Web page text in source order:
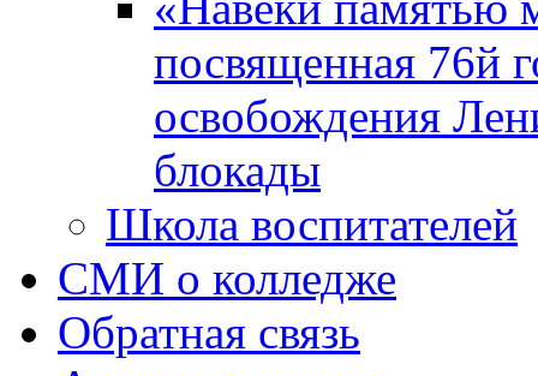
посвященная 76й
освобождения
блокады
Школа воспитателей
СМИ о колледже
Обратная связь